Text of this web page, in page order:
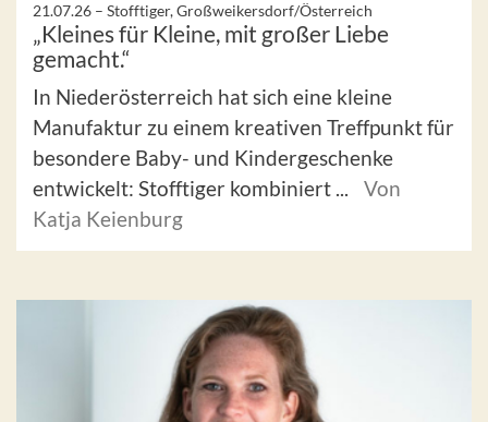
21.07.26 – Stofftiger, Großweikersdorf/Österreich
„Kleines für Kleine, mit großer Liebe
gemacht.“
In Niederösterreich hat sich eine kleine
Manufaktur zu einem kreativen Treffpunkt für
besondere Baby- und Kindergeschenke
entwickelt: Stofftiger kombiniert ...
Von
Katja Keienburg